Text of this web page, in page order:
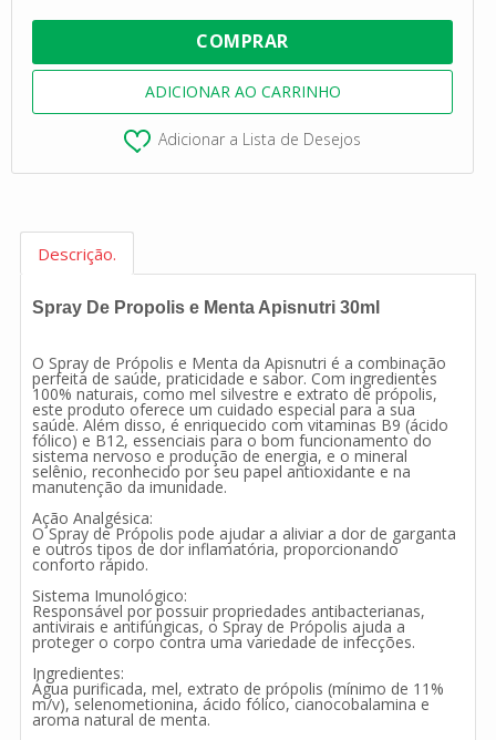
Adicionar a Lista de Desejos
Descrição.
Spray De Propolis e Menta Apisnutri 30ml
O Spray de Própolis e Menta da Apisnutri é a combinação
perfeita de saúde, praticidade e sabor. Com ingredientes
100% naturais, como mel silvestre e extrato de própolis,
este produto oferece um cuidado especial para a sua
saúde. Além disso, é enriquecido com vitaminas B9 (ácido
fólico) e B12, essenciais para o bom funcionamento do
sistema nervoso e produção de energia, e o mineral
selênio, reconhecido por seu papel antioxidante e na
manutenção da imunidade.
Ação Analgésica:
O Spray de Própolis pode ajudar a aliviar a dor de garganta
e outros tipos de dor inflamatória, proporcionando
conforto rápido.
Sistema Imunológico:
Responsável por possuir propriedades antibacterianas,
antivirais e antifúngicas, o Spray de Própolis ajuda a
proteger o corpo contra uma variedade de infecções.
Ingredientes:
Água purificada, mel, extrato de própolis (mínimo de 11%
m/v), selenometionina, ácido fólico, cianocobalamina e
aroma natural de menta.